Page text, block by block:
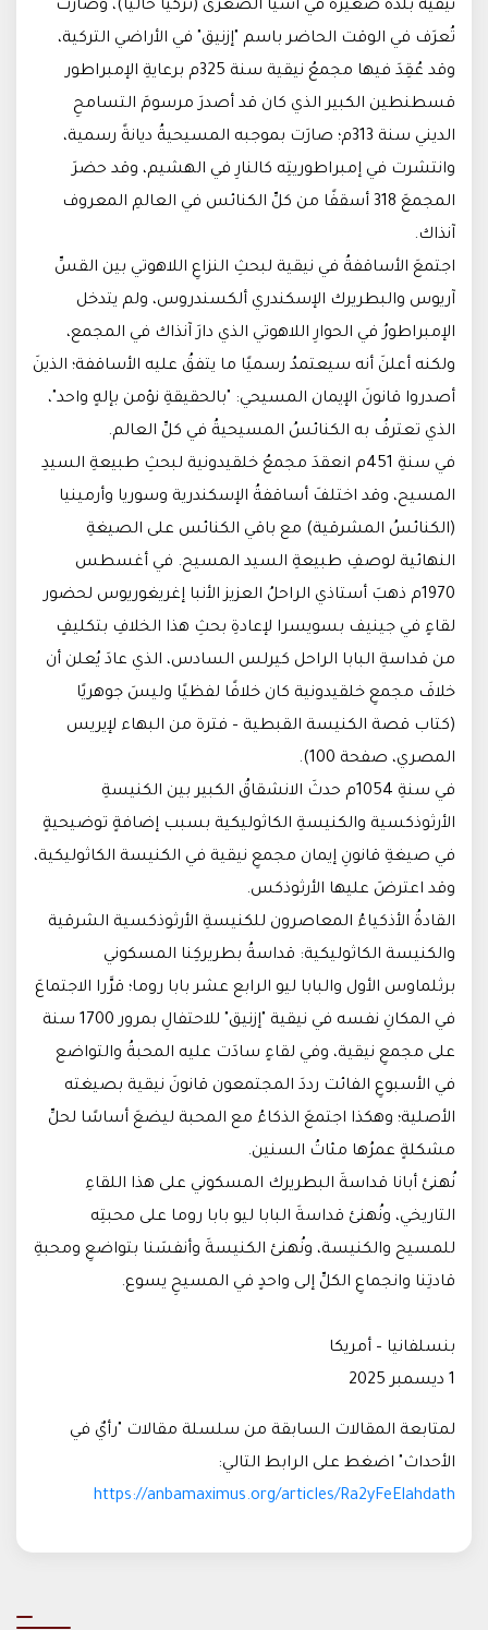
نيقية بلدةٌ صغيرةٌ في آسيا الصُّغرى (تركيا حاليًا)، وصارت
تُعرَف في الوقت الحاضر باسم "إزنيق" في الأراضي التركية،
وقد عُقِدَ فيها مجمعُ نيقية سنة 325م برعايةِ الإمبراطور
قسطنطين الكبير الذي كان قد أصدرَ مرسومَ التسامحِ
الديني سنة 313م؛ صارَت بموجبه المسيحيةُ ديانةً رسمية،
وانتشرت في إمبراطوريتِه كالنارِ في الهشيم، وقد حضرَ
المجمعَ 318 أسقفًا من كلِّ الكنائس في العالمِ المعروف
آنذاك.
اجتمعَ الأساقفةُ في نيقية لبحثِ النزاعِ اللاهوتي بين القسِّ
آريوس والبطريرك الإسكندري ألكسندروس، ولم يتدخل
الإمبراطورُ في الحوارِ اللاهوتي الذي دارَ آنذاك في المجمع،
ولكنه أعلنَ أنه سيعتمدُ رسميًا ما يتفقُ عليه الأساقفة؛ الذينَ
أصدروا قانونَ الإيمان المسيحي: "بالحقيقةِ نؤمن بإلهٍ واحد"،
الذي تعترفُ به الكنائسُ المسيحيةُ في كلِّ العالم.
في سنةِ 451م انعقدَ مجمعُ خلقيدونية لبحثِ طبيعةِ السيدِ
المسيح، وقد اختلفَ أساقفةُ الإسكندرية وسوريا وأرمينيا
(الكنائسُ المشرقية) مع باقي الكنائس على الصيغةِ
النهائية لوصفِ طبيعةِ السيد المسيح. في أغسطس
1970م ذهبَ أستاذي الراحلُ العزيز الأنبا إغريغوريوس لحضور
لقاءٍ في جينيف بسويسرا لإعادةِ بحثِ هذا الخلافِ بتكليفٍ
من قداسةِ البابا الراحل كيرلس السادس، الذي عادَ يُعلن أن
خلافَ مجمعِ خلقيدونية كان خلافًا لفظيًا وليسَ جوهريًا
(كتاب قصة الكنيسة القبطية – فترة من البهاء لإيريس
المصري، صفحة 100).
في سنةِ 1054م حدثَ الانشقاقُ الكبير بين الكنيسةِ
الأرثوذكسية والكنيسةِ الكاثوليكية بسبب إضافةٍ توضيحيةٍ
في صيغةِ قانونِ إيمان مجمعِ نيقية في الكنيسة الكاثوليكية،
وقد اعترضَ عليها الأرثوذكس.
القادةُ الأذكياءُ المعاصرون للكنيسةِ الأرثوذكسية الشرقية
والكنيسة الكاثوليكية: قداسةُ بطريركِنا المسكوني
برثلماوس الأول والبابا ليو الرابع عشر بابا روما؛ قرَّرا الاجتماعَ
في المكانِ نفسه في نيقية "إزنيق" للاحتفالِ بمرور 1700 سنة
على مجمعِ نيقية، وفي لقاءٍ سادَت عليه المحبةُ والتواضع
في الأسبوعِ الفائت رددَ المجتمعون قانونَ نيقية بصيغته
الأصلية؛ وهكذا اجتمعَ الذكاءُ مع المحبة ليضعَ أساسًا لحلِّ
مشكلةٍ عمرُها مئاتُ السنين.
نُهنئ أبانا قداسةَ البطريرك المسكوني على هذا اللقاءِ
التاريخي، ونُهنئ قداسةَ البابا ليو بابا روما على محبتِه
للمسيح والكنيسة، ونُهنئ الكنيسةَ وأنفسَنا بتواضعِ ومحبةِ
قادتِنا وانجماعِ الكلِّ إلى واحدٍ في المسيحِ يسوع.
بنسلفانيا – أمريكا
1 ديسمبر 2025
لمتابعة المقالات السابقة من سلسلة مقالات "رأيٌ في
الأحداث" اضغط على الرابط التالي:
https://anbamaximus.org/articles/Ra2yFeElahdath